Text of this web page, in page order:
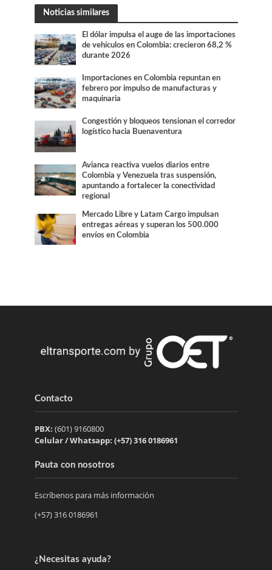
Noticias similares
El dólar impulsa el auge de las importaciones
de vehículos en Colombia: crecieron 68,2 %
durante 2026
Importaciones en Colombia repuntan en
febrero por impulso de manufacturas y
maquinaria
Congestión y bloqueos tensionan el corredor
logístico hacia Buenaventura
Avianca reactiva vuelos diarios entre
Colombia y Venezuela tras suspensión,
apuntando a fortalecer la conectividad
regional
Mercado Libre y Latam Cargo impulsan
entregas aéreas y superan los 500.000
envíos en Colombia
Contacto
PBX: (601) 9160800
Celular / Whatsapp: (+57) 316 0186961
Pauta con nosotros
Escríbenos para más información
(+57) 316 0186961
¿Necesitas ayuda?